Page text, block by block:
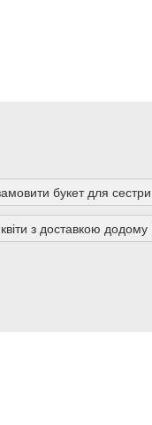
букет для
квіти з доставкою